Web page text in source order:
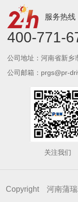
服务热线
400-771-
公司地址：河南省新乡
公司邮箱：prgs@pr-
关注我们
Copyright 河南蒲